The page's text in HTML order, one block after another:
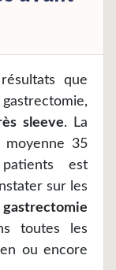
que
sleeve. La
35
est
sur les
toutes les
ou encore